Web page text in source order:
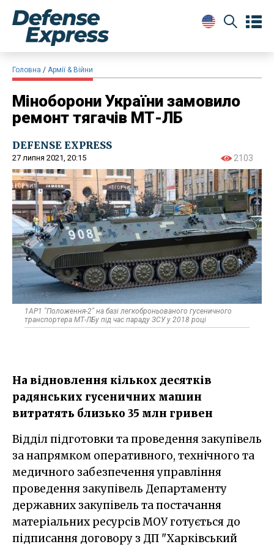
Головна Армії & Війни
Міноборони України замовило
ремонт тягачів МТ-ЛБ
DEFENSE EXPRESS
27 липня 2021, 20:15 2103
1АР1 "Положення-2" на базі легкоброньованого гусеничного
транспортера МТ-ЛБу під час параду ЗСУ у 2018 році
На відновлення кількох десятків
радянських гусеничних машин
витратять близько 35 млн гривен
Відділ підготовки та проведення закупівель
за напрямком оперативного, технічного та
медичного забезпечення управління
проведення закупівель Департаменту
державних закупівель та постачання
матеріальних ресурсів МОУ готується до
підписання договору з ДП "Харківський